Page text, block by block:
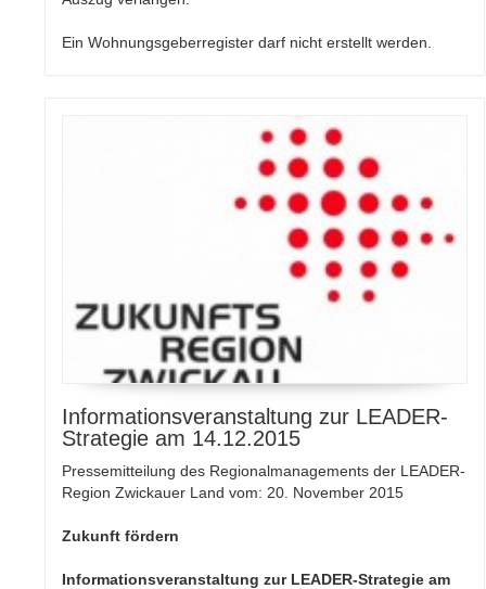
Ein Wohnungsgeberregister darf nicht erstellt werden.
Informationsveranstaltung zur LEADER-
Strategie am 14.12.2015
Pressemitteilung des Regionalmanagements der LEADER-
Region Zwickauer Land vom: 20. November 2015
Zukunft fördern
Informationsveranstaltung zur LEADER-Strategie am